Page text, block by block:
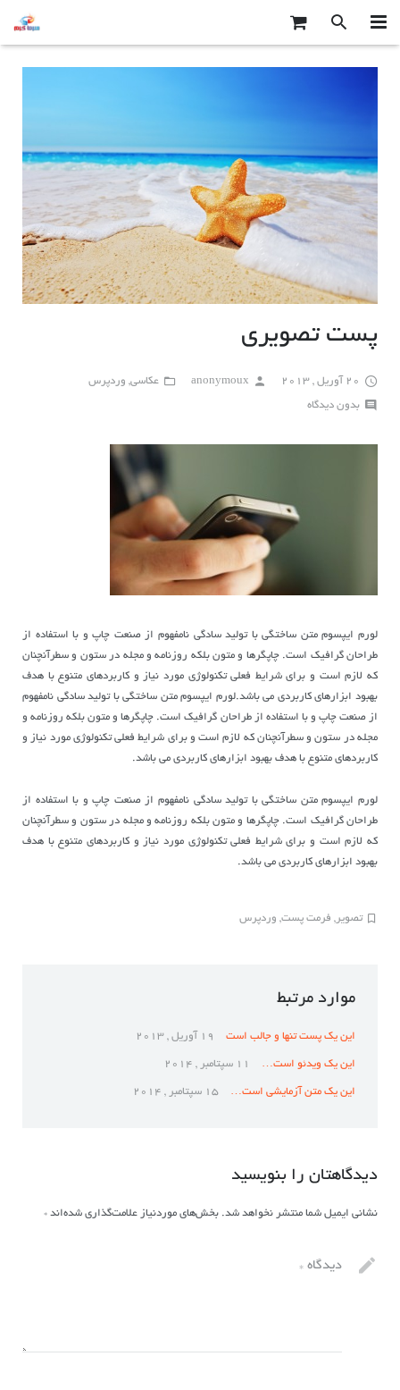
صفحه اصلی
تماس با ما
پست تصویری
20 آوریل , 2013 anonymoux عکاسی, وردپرس
بدون دیدگاه
لورم ایپسوم متن ساختگی با تولید سادگی نامفهوم از صنعت چاپ و با استفاده از
طراحان گرافیک است. چاپگرها و متون بلکه روزنامه و مجله در ستون و سطرآنچنان
که لازم است و برای شرایط فعلی تکنولوژی مورد نیاز و کاربردهای متنوع با هدف
بهبود ابزارهای کاربردی می باشد.لورم ایپسوم متن ساختگی با تولید سادگی نامفهوم
از صنعت چاپ و با استفاده از طراحان گرافیک است. چاپگرها و متون بلکه روزنامه و
مجله در ستون و سطرآنچنان که لازم است و برای شرایط فعلی تکنولوژی مورد نیاز و
کاربردهای متنوع با هدف بهبود ابزارهای کاربردی می باشد.
لورم ایپسوم متن ساختگی با تولید سادگی نامفهوم از صنعت چاپ و با استفاده از
طراحان گرافیک است. چاپگرها و متون بلکه روزنامه و مجله در ستون و سطرآنچنان
که لازم است و برای شرایط فعلی تکنولوژی مورد نیاز و کاربردهای متنوع با هدف
بهبود ابزارهای کاربردی می باشد.
تصویر , فرمت پست, وردپرس
موارد مرتبط
این یک پست تنها و جالب است 19 آوریل , 2013
این یک ویدئو است… 11 سپتامبر , 2014
این یک متن آزمایشی است… 15 سپتامبر , 2014
دیدگاهتان را بنویسید
نشانی ایمیل شما منتشر نخواهد شد. بخش‌های موردنیاز علامت‌گذاری شده‌اند *
دیدگاه *